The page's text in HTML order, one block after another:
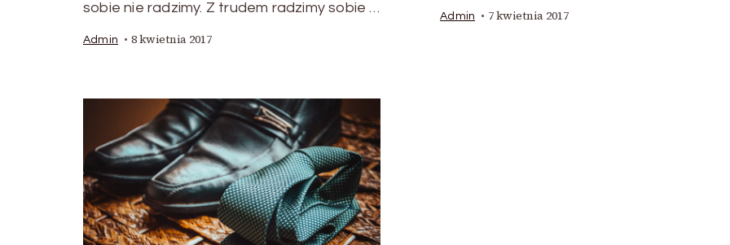
sobie nie radzimy. Z trudem radzimy sobie …
Admin 8 kwietnia 2017
Admin 7 kwietnia 2017